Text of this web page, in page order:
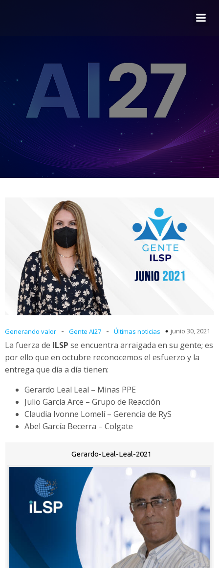
Generando valor - Gente AI27 - Últimas noticias junio 30, 2021
La fuerza de ILSP se encuentra arraigada en su gente; es
por ello que en octubre reconocemos el esfuerzo y la
entrega que día a día tienen:
Gerardo Leal Leal – Minas PPE
Julio García Arce – Grupo de Reacción
Claudia Ivonne Lomelí – Gerencia de RyS
Abel García Becerra – Colgate
Gerardo-Leal-Leal-2021